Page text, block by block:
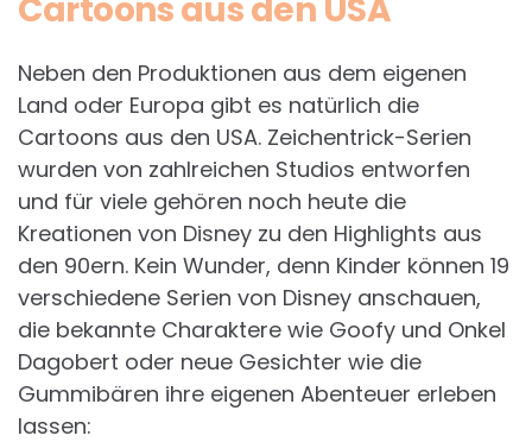
Cartoons aus den USA
Neben den Produktionen aus dem eigenen
Land oder Europa gibt es natürlich die
Cartoons aus den USA. Zeichentrick-Serien
wurden von zahlreichen Studios entworfen
und für viele gehören noch heute die
Kreationen von Disney zu den Highlights aus
den 90ern. Kein Wunder, denn Kinder können 19
verschiedene Serien von Disney anschauen,
die bekannte Charaktere wie Goofy und Onkel
Dagobert oder neue Gesichter wie die
Gummibären ihre eigenen Abenteuer erleben
lassen: